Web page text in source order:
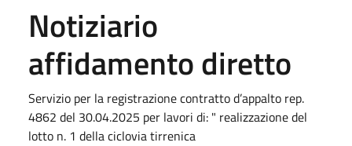
Notiziario
affidamento diretto
Servizio per la registrazione contratto d’appalto rep.
4862 del 30.04.2025 per lavori di: " realizzazione del
lotto n. 1 della ciclovia tirrenica